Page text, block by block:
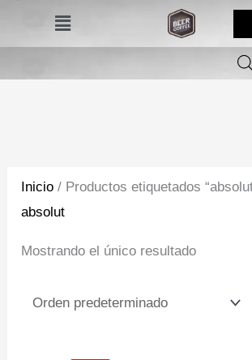
Menú
Inicio / Productos etiquetados
absolut
Mostrando el único resultado